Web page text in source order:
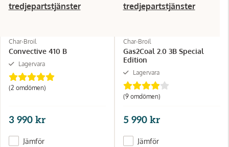
tredjepartstjänster
Char-Broil
Convective 410 B
Lagervara
(2 omdömen)
3 990 kr
Jämför
tredjepartstjänster
Char-Broil
Gas2Coal 2.0 3B Special
Edition
Lagervara
(9 omdömen)
5 990 kr
Jämför